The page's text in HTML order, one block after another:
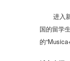
进入新
国的留学
的